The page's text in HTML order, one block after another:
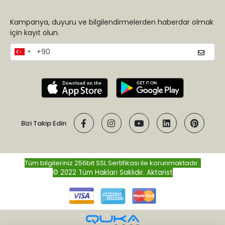
Kampanya, duyuru ve bilgilendirmelerden haberdar olmak
için kayıt olun.
Bizi Takip Edin
Tüm bilgileriniz 256bit SSL Sertifikası ile korunmaktadır.
© 2022 Tüm Hakları Saklıdır. Aktarist